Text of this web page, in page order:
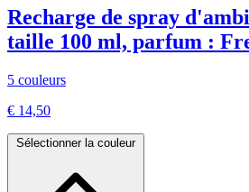
Recharge de spray
taille 100 ml, parfum :
5 couleurs
€ 14,50
Sélectionner la couleur